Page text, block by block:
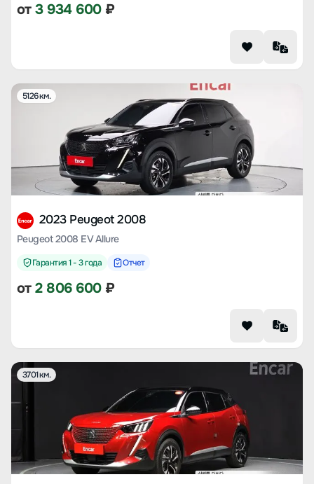
от3 934 600₽
5126 км.
2023 Peugeot 2008
Peugeot 2008 EV Allure
Гарантия 1 - 3 года Отчет
от2 806 600₽
3701 км.